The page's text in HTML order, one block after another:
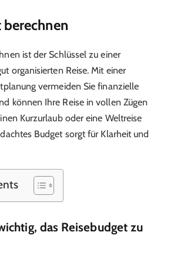
berechnen
ist der Schlüssel zu einer
organisierten Reise. Mit einer
vermeiden Sie finanzielle
können Ihre Reise in vollen Zügen
Kurzurlaub oder eine Weltreise
Budget sorgt für Klarheit und
das Reisebudget zu